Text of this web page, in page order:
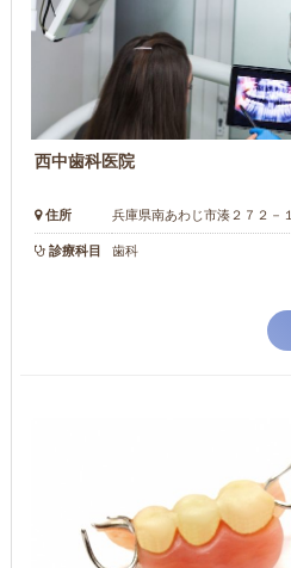
西中歯科医院
住所 兵庫県南あわじ市湊２７２－１
診療科目 歯科